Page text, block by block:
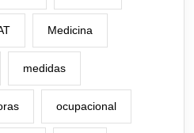
Medicina
medidas
ocupacional